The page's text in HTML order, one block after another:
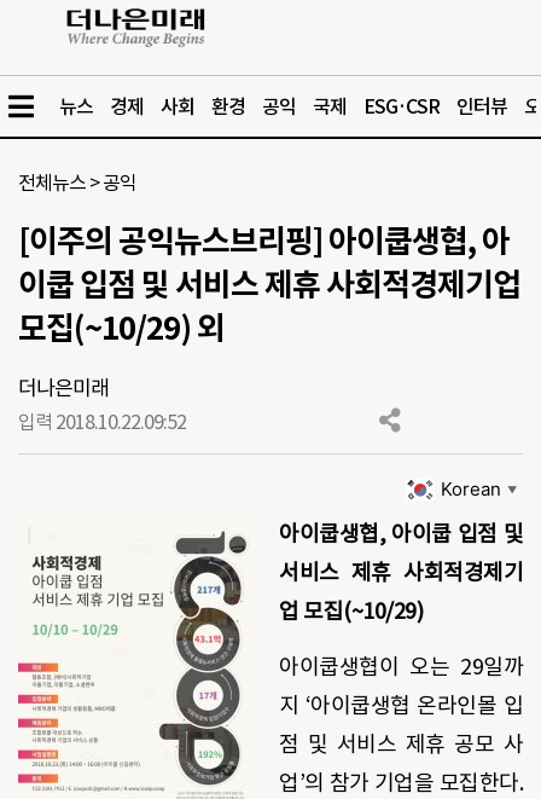
뉴스 경제 사회 환경 공익 국제 ESG·CSR 인터뷰
전체뉴스 >공익
[이주의 공익뉴스브리핑] 아이쿱생협, 아
이쿱 입점 및 서비스 제휴 사회적경제기업
모집(~10/29) 외
더나은미래
입력 2018.10.22.09:52
Korean ▼
아이쿱생협, 아이쿱 입점 및
서비스 제휴 사회적경제기
업 모집(~10/29)
아이쿱생협이 오는 29일까
지 ‘아이쿱생협 온라인몰 입
점 및 서비스 제휴 공모 사
업’의 참가 기업을 모집한다.